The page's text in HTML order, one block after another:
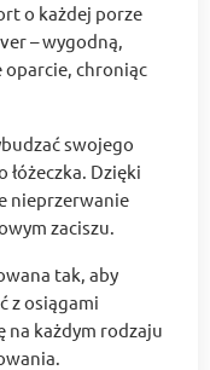
o każdej porze
– wygodną,
oparcie, chroniąc
swojego
łóżeczka. Dzięki
nieprzerwanie
zaciszu.
tak, aby
z osiągami
na każdym rodzaju